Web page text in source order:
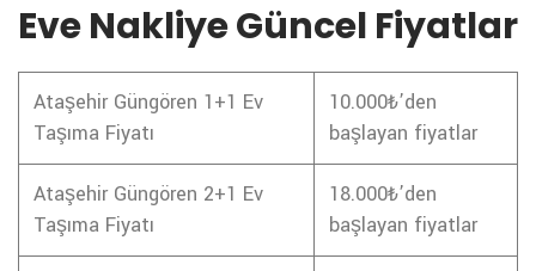
Eve Nakliye Güncel Fiyatlar
Ataşehir Güngören 1+1 Ev
Taşıma Fiyatı
10.000₺’den
başlayan fiyatlar
Ataşehir Güngören 2+1 Ev
Taşıma Fiyatı
18.000₺’den
başlayan fiyatlar